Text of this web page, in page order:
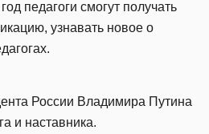
педагоги смогут получать
узнавать новое о
России Владимира Путина
и наставника.